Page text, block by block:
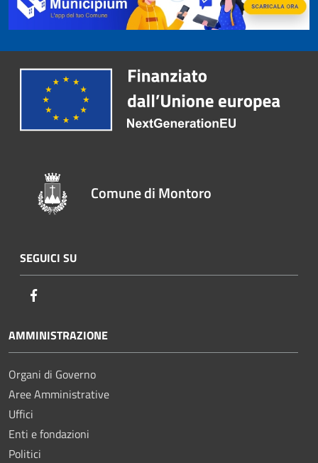
Comune di Montoro
SEGUICI SU
AMMINISTRAZIONE
Organi di Governo
Aree Amministrative
Uffici
Enti e fondazioni
Politici